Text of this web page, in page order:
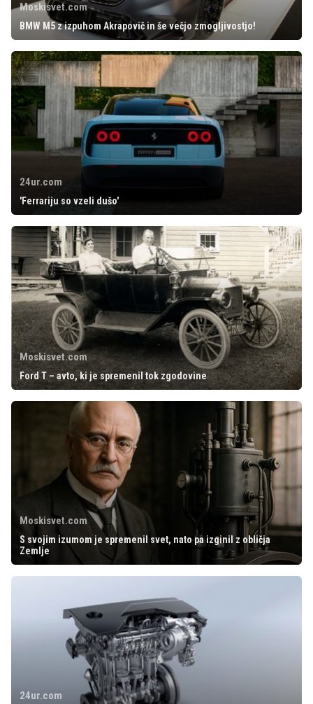
Moskisvet.com
BMW M5 z izpuhom Akrapovič in še večjo zmogljivostjo!
24ur.com
'Ferrariju so vzeli dušo'
Moskisvet.com
Ford T – avto, ki je spremenil tok zgodovine
Moskisvet.com
S svojim izumom je spremenil svet, nato pa izginil z obličja
Zemlje
24ur.com